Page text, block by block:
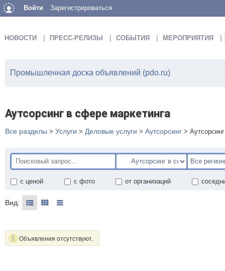
Войти Зарегистрироваться
НОВОСТИ ПРЕСС-РЕЛИЗЫ СОБЫТИЯ МЕРОПРИЯТИЯ
Промышленная доска объявлений (pdo.ru)
Аутсорсинг в сфере маркетинга
Все разделы > Услуги > Деловые услуги > Аутсорсинг >
с ценой с фото от организаций
Вид:
Объявления отсутствуют.